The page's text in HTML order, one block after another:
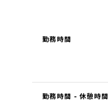
勤務時間
勤務時間 - 休憩時間